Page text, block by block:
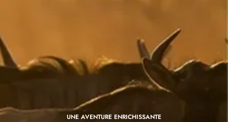
UNE AVENTURE ENRICHISSANTE